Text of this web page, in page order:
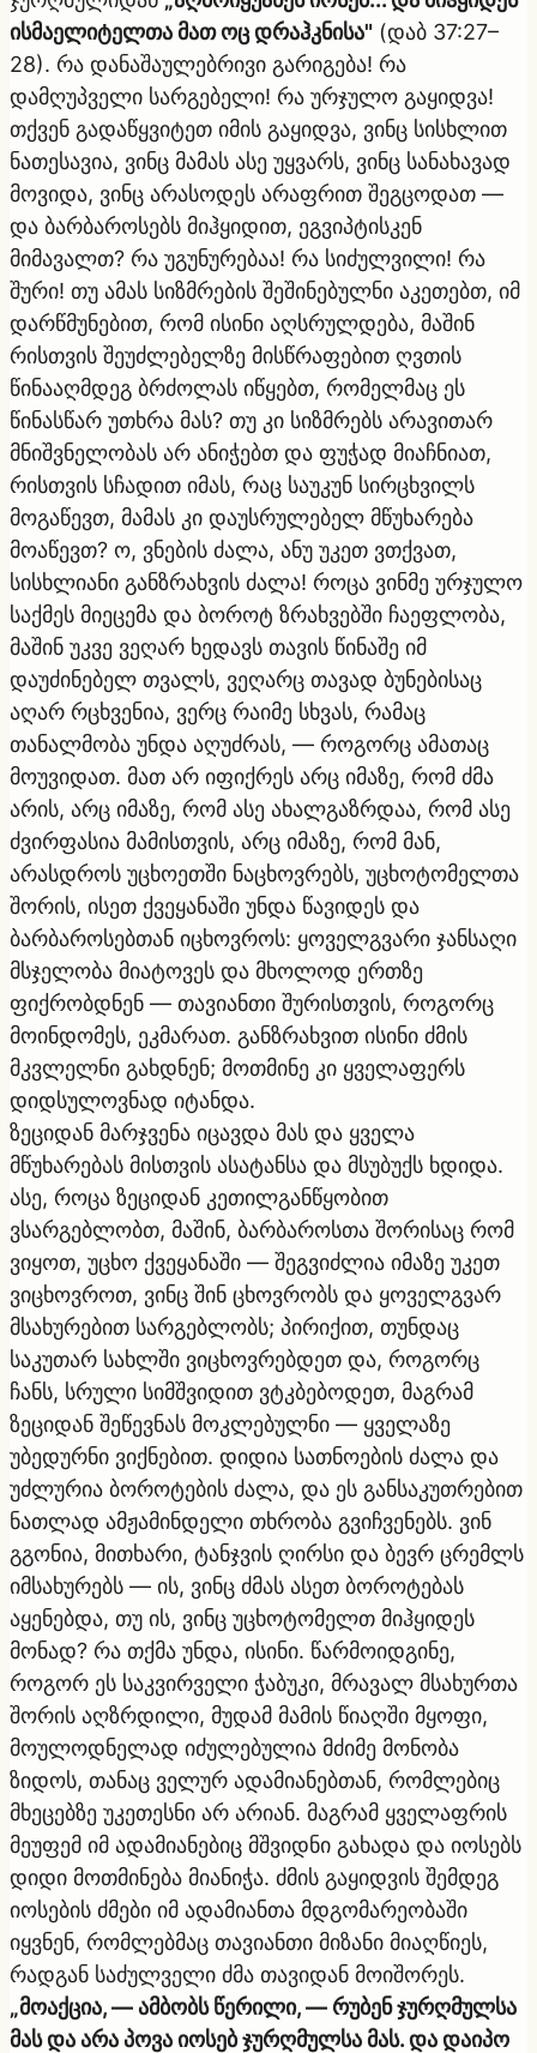
ისმაელიტელთა მათ ოც დრაჰკნისა" (დაბ 37:27–
28). რა დანაშაულებრივი გარიგება! რა
დამღუპველი სარგებელი! რა ურჯულო გაყიდვა!
თქვენ გადაწყვიტეთ იმის გაყიდვა, ვინც სისხლით
ნათესავია, ვინც მამას ასე უყვარს, ვინც სანახავად
მოვიდა, ვინც არასოდეს არაფრით შეგცოდათ —
და ბარბაროსებს მიჰყიდით, ეგვიპტისკენ
მიმავალთ? რა უგუნურებაა! რა სიძულვილი! რა
შური! თუ ამას სიზმრების შეშინებულნი აკეთებთ, იმ
დარწმუნებით, რომ ისინი აღსრულდება, მაშინ
რისთვის შეუძლებელზე მისწრაფებით ღვთის
წინააღმდეგ ბრძოლას იწყებთ, რომელმაც ეს
წინასწარ უთხრა მას? თუ კი სიზმრებს არავითარ
მნიშვნელობას არ ანიჭებთ და ფუჭად მიაჩნიათ,
რისთვის სჩადით იმას, რაც საუკუნ სირცხვილს
მოგაწევთ, მამას კი დაუსრულებელ მწუხარება
მოაწევთ? ო, ვნების ძალა, ანუ უკეთ ვთქვათ,
სისხლიანი განზრახვის ძალა! როცა ვინმე ურჯულო
საქმეს მიეცემა და ბოროტ ზრახვებში ჩაეფლობა,
მაშინ უკვე ვეღარ ხედავს თავის წინაშე იმ
დაუძინებელ თვალს, ვეღარც თავად ბუნებისაც
აღარ რცხვენია, ვერც რაიმე სხვას, რამაც
თანალმობა უნდა აღუძრას, — როგორც ამათაც
მოუვიდათ. მათ არ იფიქრეს არც იმაზე, რომ ძმა
არის, არც იმაზე, რომ ასე ახალგაზრდაა, რომ ასე
ძვირფასია მამისთვის, არც იმაზე, რომ მან,
არასდროს უცხოეთში ნაცხოვრებს, უცხოტომელთა
შორის, ისეთ ქვეყანაში უნდა წავიდეს და
ბარბაროსებთან იცხოვროს: ყოველგვარი ჯანსაღი
მსჯელობა მიატოვეს და მხოლოდ ერთზე
ფიქრობდნენ — თავიანთი შურისთვის, როგორც
მოინდომეს, ეკმარათ. განზრახვით ისინი ძმის
მკვლელნი გახდნენ; მოთმინე კი ყველაფერს
დიდსულოვნად იტანდა.
ზეციდან მარჯვენა იცავდა მას და ყველა
მწუხარებას მისთვის ასატანსა და მსუბუქს ხდიდა.
ასე, როცა ზეციდან კეთილგანწყობით
ვსარგებლობთ, მაშინ, ბარბაროსთა შორისაც რომ
ვიყოთ, უცხო ქვეყანაში — შეგვიძლია იმაზე უკეთ
ვიცხოვროთ, ვინც შინ ცხოვრობს და ყოველგვარ
მსახურებით სარგებლობს; პირიქით, თუნდაც
საკუთარ სახლში ვიცხოვრებდეთ და, როგორც
ჩანს, სრული სიმშვიდით ვტკბებოდეთ, მაგრამ
ზეციდან შეწევნას მოკლებულნი — ყველაზე
უბედურნი ვიქნებით. დიდია სათნოების ძალა და
უძლურია ბოროტების ძალა, და ეს განსაკუთრებით
ნათლად ამჟამინდელი თხრობა გვიჩვენებს. ვინ
გგონია, მითხარი, ტანჯვის ღირსი და ბევრ ცრემლს
იმსახურებს — ის, ვინც ძმას ასეთ ბოროტებას
აყენებდა, თუ ის, ვინც უცხოტომელთ მიჰყიდეს
მონად? რა თქმა უნდა, ისინი. წარმოიდგინე,
როგორ ეს საკვირველი ჭაბუკი, მრავალ მსახურთა
შორის აღზრდილი, მუდამ მამის წიაღში მყოფი,
მოულოდნელად იძულებულია მძიმე მონობა
ზიდოს, თანაც ველურ ადამიანებთან, რომლებიც
მხეცებზე უკეთესნი არ არიან. მაგრამ ყველაფრის
მეუფემ იმ ადამიანებიც მშვიდნი გახადა და იოსებს
დიდი მოთმინება მიანიჭა. ძმის გაყიდვის შემდეგ
იოსების ძმები იმ ადამიანთა მდგომარეობაში
იყვნენ, რომლებმაც თავიანთი მიზანი მიაღწიეს,
რადგან საძულველი ძმა თავიდან მოიშორეს.
„მოაქცია, — ამბობს წერილი, — რუბენ ჯურღმულსა
მას და არა პოვა იოსებ ჯურღმულსა მას. და დაიპო